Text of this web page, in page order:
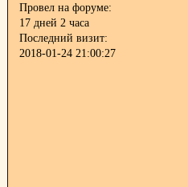
Провел на форуме:
17 дней 2 часа
Последний визит:
2018-01-24 21:00:27